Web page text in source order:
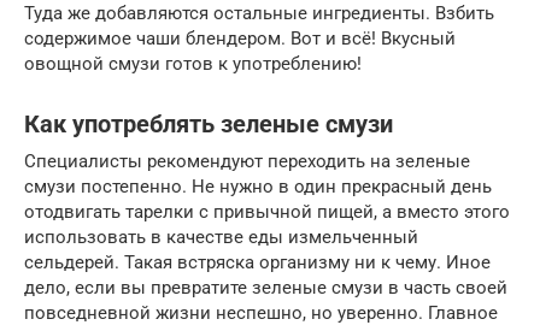
Туда же добавляются остальные ингредиенты. Взбить
содержимое чаши блендером. Вот и всё! Вкусный
овощной смузи готов к употреблению!
Как употреблять зеленые смузи
Специалисты рекомендуют переходить на зеленые
смузи постепенно. Не нужно в один прекрасный день
отодвигать тарелки с привычной пищей, а вместо этого
использовать в качестве еды измельченный
сельдерей. Такая встряска организму ни к чему. Иное
дело, если вы превратите зеленые смузи в часть своей
повседневной жизни неспешно, но уверенно. Главное